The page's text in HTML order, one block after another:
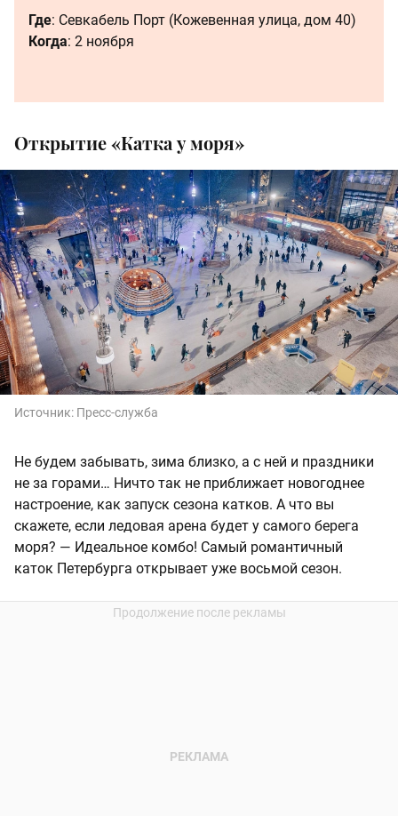
Где: Севкабель Порт (Кожевенная улица, дом 40)
Когда: 2 ноября
Открытие «Катка у моря»
Источник: Пресс-служба
Не будем забывать, зима близко, а с ней и праздники
не за горами… Ничто так не приближает новогоднее
настроение, как запуск сезона катков. А что вы
скажете, если ледовая арена будет у самого берега
моря? — Идеальное комбо! Самый романтичный
каток Петербурга открывает уже восьмой сезон.